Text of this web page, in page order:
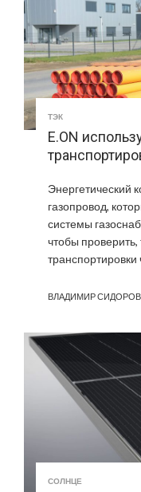
ТЭК
E.ON
Энергетический
газопровод,
системы
чтобы
транспортировки
ВЛАДИМИР
СОЛНЦЕ